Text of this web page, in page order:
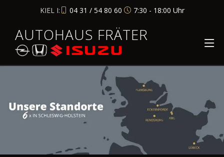
KIEL I: 04 31 / 54 80 60 7:30 - 18:00 Uhr
AUTOHAUS FRÄTER